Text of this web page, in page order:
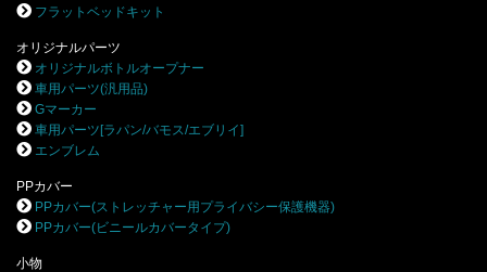
フラットベッドキット
オリジナルパーツ
オリジナルボトルオープナー
車用パーツ(汎用品)
Gマーカー
車用パーツ[ラパン/バモス/エブリイ]
エンブレム
PPカバー
PPカバー(ストレッチャー用プライバシー保護機器)
PPカバー(ビニールカバータイプ)
小物